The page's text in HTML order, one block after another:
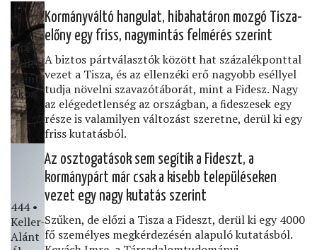
444 •
Keller-
Alánt
Ákos
Kormányváltó hangulat, hibahatáron mozgó Tisza-
előny egy friss, nagymintás felmérés szerint
A biztos pártválasztók között hat százalékponttal
vezet a Tisza, és az ellenzéki erő nagyobb eséllyel
tudja növelni szavazótáborát, mint a Fidesz. Nagy
az elégedetlenség az országban, a ﬁdeszesek egy
része is valamilyen változást szeretne, derül ki egy
friss kutatásból.
444 •
Keller-
Alánt
Az osztogatások sem segítik a Fideszt, a
kormánypárt már csak a kisebb településeken
vezet egy nagy kutatás szerint
Szűken, de előzi a Tisza a Fideszt, derül ki egy 4000
fő személyes megkérdezésén alapuló kutatásból.